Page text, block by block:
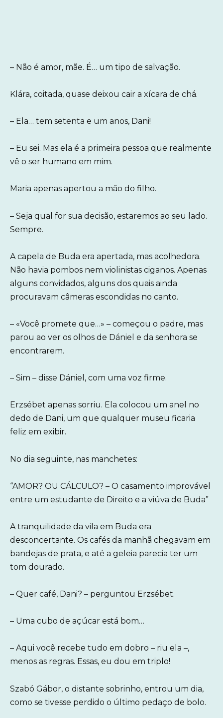
– Não é amor, mãe. É… um tipo de salvação.
Klára, coitada, quase deixou cair a xícara de chá.
– Ela… tem setenta e um anos, Dani!
– Eu sei. Mas ela é a primeira pessoa que realmente
vê o ser humano em mim.
Maria apenas apertou a mão do filho.
– Seja qual for sua decisão, estaremos ao seu lado.
Sempre.
A capela de Buda era apertada, mas acolhedora.
Não havia pombos nem violinistas ciganos. Apenas
alguns convidados, alguns dos quais ainda
procuravam câmeras escondidas no canto.
– «Você promete que…» – começou o padre, mas
parou ao ver os olhos de Dániel e da senhora se
encontrarem.
– Sim – disse Dániel, com uma voz firme.
Erzsébet apenas sorriu. Ela colocou um anel no
dedo de Dani, um que qualquer museu ficaria
feliz em exibir.
No dia seguinte, nas manchetes:
“AMOR? OU CÁLCULO? – O casamento improvável
entre um estudante de Direito e a viúva de Buda”
A tranquilidade da vila em Buda era
desconcertante. Os cafés da manhã chegavam em
bandejas de prata, e até a geleia parecia ter um
tom dourado.
– Quer café, Dani? – perguntou Erzsébet.
– Uma cubo de açúcar está bom…
– Aqui você recebe tudo em dobro – riu ela –,
menos as regras. Essas, eu dou em triplo!
Szabó Gábor, o distante sobrinho, entrou um dia,
como se tivesse perdido o último pedaço de bolo.